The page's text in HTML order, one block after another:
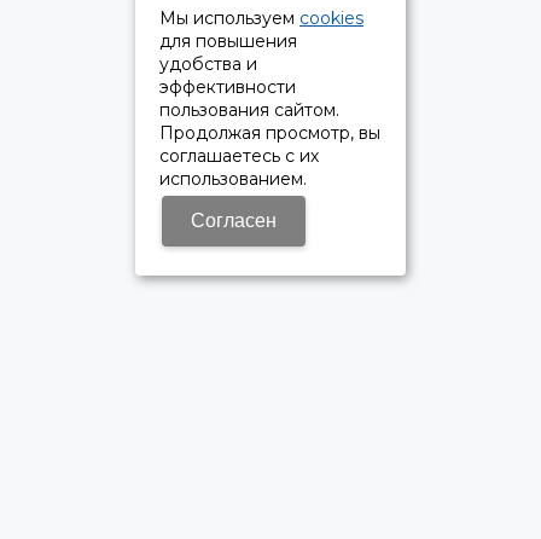
Мы используем cookies
для повышения
удобства и
эффективности
пользования сайтом.
Продолжая просмотр, вы
соглашаетесь с их
использованием.
Согласен